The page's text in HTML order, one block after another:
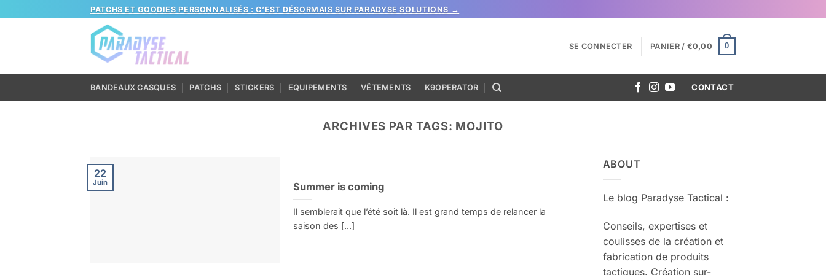
au
PATCHS ET GOODIES PERSONNALISÉS : C’EST DÉSORMAIS SUR PARADYSE SOLUTIONS →
SE CONNECTER PANIER / €0,00 0
BANDEAUX CASQUES PATCHS STICKERS EQUIPEMENTS VÊTEMENTS K9OPERATOR CONTACT
ARCHIVES PAR TAGS: MOJITO
Summer is coming
Il semblerait que l’été soit là. Il est grand temps de relancer la
saison des [...]
22
Juin
ABOUT
Le blog Paradyse Tactical :
Conseils, expertises et
coulisses de la création et
fabrication de produits
tactiques. Création sur-